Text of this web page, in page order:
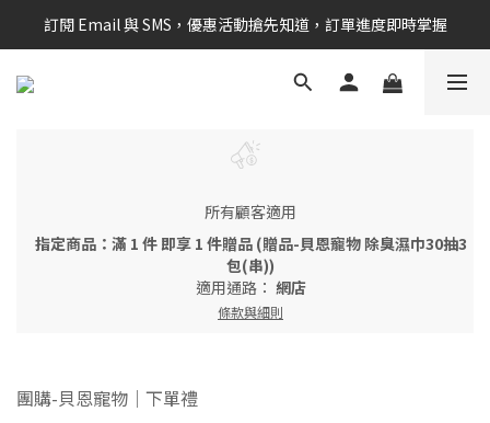
新會員享$100購物金 現在立即加入！
訂閱 Email 與 SMS，優惠活動搶先知道，訂單進度即時掌握
新會員享$100購物金 現在立即加入！
所有顧客適用
指定商品：滿 1 件 即享 1 件贈品 (贈品-貝恩寵物 除臭濕巾30抽3
包(串))
適用通路： 網店
條款與細則
團購-貝恩寵物｜下單禮